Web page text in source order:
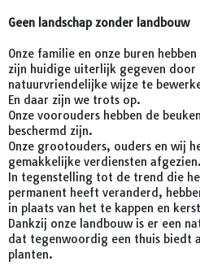
Geen landschap zonder landbouw
Onze familie en onze buren
zijn huidige uiterlijk gegeven door
natuurvriendelijke wijze te
En daar zijn we trots op.
Onze voorouders hebben de
beschermd zijn.
Onze grootouders, ouders en wij
gemakkelijke verdiensten afgezien.
In tegenstelling tot de trend die
permanent heeft veranderd,
in plaats van het te kappen en
Dankzij onze landbouw is er een
dat tegenwoordig een thuis biedt
planten.